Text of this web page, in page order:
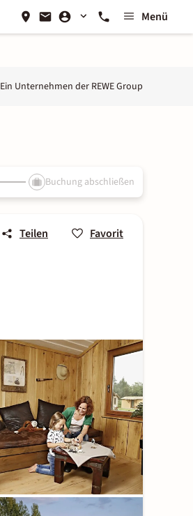
Menü
Ein Unternehmen der REWE Group
Buchung abschließen
Teilen Favorit